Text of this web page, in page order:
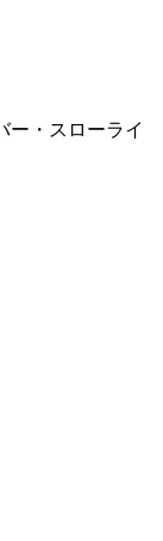
ー・スローライ